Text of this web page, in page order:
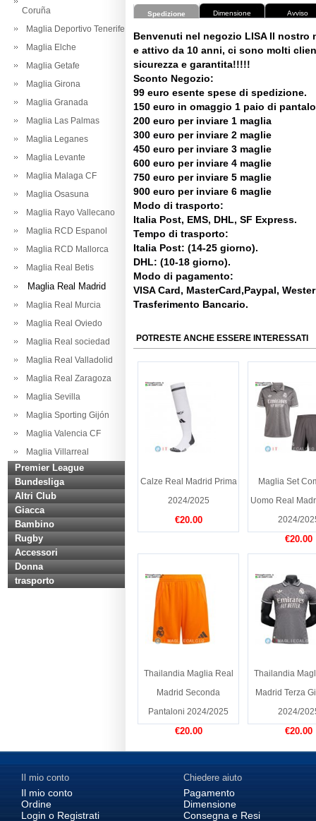
Coruña
Maglia Deportivo Tenerife
Maglia Elche
Maglia Getafe
Maglia Girona
Maglia Granada
Maglia Las Palmas
Maglia Leganes
Maglia Levante
Maglia Malaga CF
Maglia Osasuna
Maglia Rayo Vallecano
Maglia RCD Espanol
Maglia RCD Mallorca
Maglia Real Betis
Maglia Real Madrid
Maglia Real Murcia
Maglia Real Oviedo
Maglia Real sociedad
Maglia Real Valladolid
Maglia Real Zaragoza
Maglia Sevilla
Maglia Sporting Gijón
Maglia Valencia CF
Maglia Villarreal
Premier League
Bundesliga
Altri Club
Giacca
Bambino
Rugby
Accessori
Donna
trasporto
Spedizione Dimensione Avviso
Benvenuti nel negozio LISA Il nostro
e attivo da 10 anni, ci sono molti
sicurezza e garantita!!!!!
Sconto Negozio:
99 euro esente spese di spedizione.
150 euro in omaggio 1 paio di
200 euro per inviare 1 maglia
300 euro per inviare 2 maglie
450 euro per inviare 3 maglie
600 euro per inviare 4 maglie
750 euro per inviare 5 maglie
900 euro per inviare 6 maglie
Modo di trasporto:
Italia Post, EMS, DHL, SF Express.
Tempo di trasporto:
Italia Post: (14-25 giorno).
DHL: (10-18 giorno).
Modo di pagamento:
VISA Card, MasterCard,Paypal,
Trasferimento Bancario.
POTRESTE ANCHE ESSERE INTERESSATI
Calze Real Madrid Prima
2024/2025
€20.00
Maglia Set
Uomo Real
2024/
€20.00
Thailandia Maglia Real
Madrid Seconda
Pantaloni 2024/2025
€20.00
Thailandia
Madrid Terza
2024/
€20.00
Il mio conto
Il mio conto
Ordine
Login o Registrati
Chiedere aiuto
Pagamento
Dimensione
Consegna e Resi